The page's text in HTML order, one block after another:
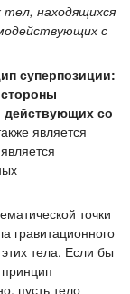
находящихся
с
суперпозиции:
действующих со
является
точки
гравитационного
тела. Если бы
пусть тело